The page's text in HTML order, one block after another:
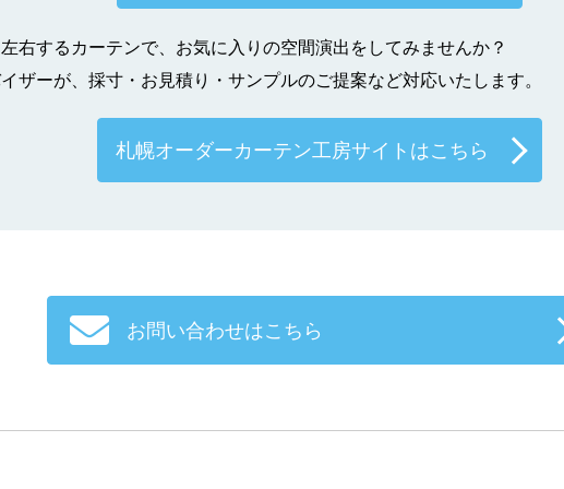
右するカーテンで、お気に入りの空間演出をしてみませんか？
ザーが、採寸・お見積り・サンプルのご提案など対応いたします。
札幌オーダーカーテン工房サイトはこちら
お問い合わせはこちら